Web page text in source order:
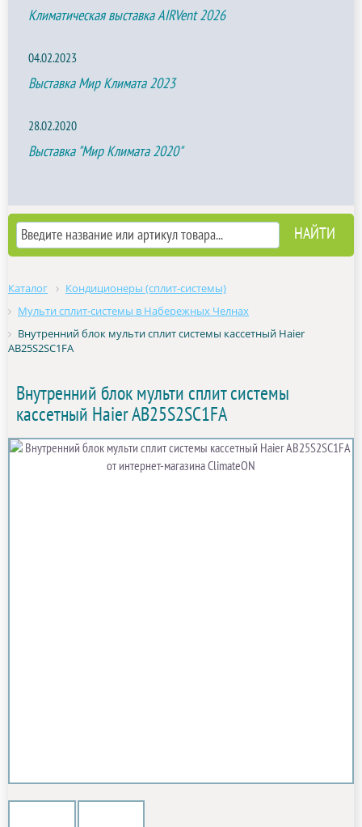
Климатическая выставка AIRVent 2026
04.02.2023
Выставка Мир Климата 2023
28.02.2020
Выставка "Мир Климата 2020"
Каталог
Кондиционеры (сплит-системы)
Мульти сплит-системы в Набережных Челнах
Внутренний блок мульти сплит системы кассетный Haier
AB25S2SC1FA
Внутренний блок мульти сплит системы
кассетный Haier AB25S2SC1FA